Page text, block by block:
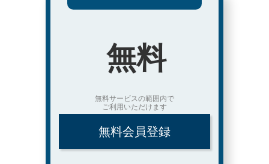
無料
無料サービスの範囲内で
ご利用いただけます
無料会員登録